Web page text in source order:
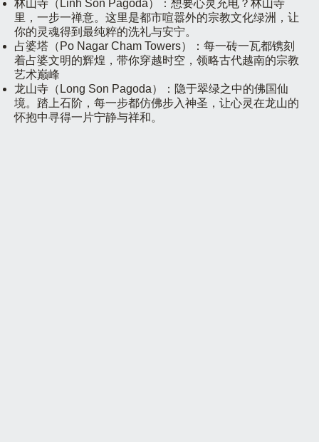
林山寺（Linh Son Pagoda）：想要心灵充电？林山寺
里，一步一禅意。这里是都市喧嚣外的宗教文化绿洲，让
你的灵魂得到最纯粹的洗礼与安宁。
占婆塔（Po Nagar Cham Towers）：每一砖一瓦都镌刻
着占婆文明的辉煌，带你穿越时空，领略古代越南的宗教
艺术巅峰
龙山寺（Long Son Pagoda）：隐于翠绿之中的佛国仙
境。踏上石阶，每一步都仿佛步入神圣，让心灵在龙山的
怀抱中寻得一片宁静与祥和。